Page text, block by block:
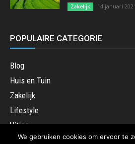
Zakelijk 14 januari 2021
POPULAIRE CATEGORIE
Blog
Huis en Tuin
Zakelijk
Lifestyle
Uitjes
Cadeaus
We gebruiken cookies om ervoor te